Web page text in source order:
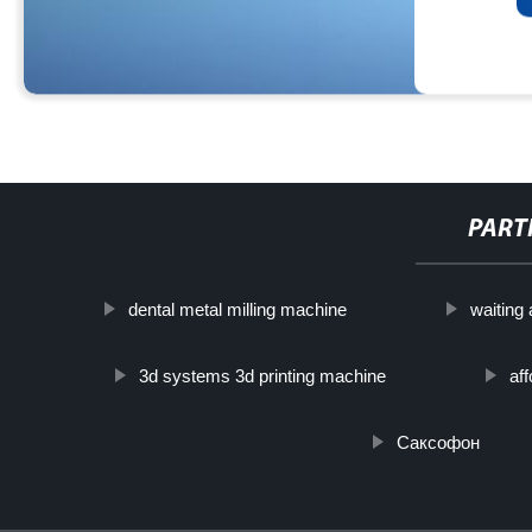
dental metal milling machine waiting
3d systems 3d printing machine
Саксофон